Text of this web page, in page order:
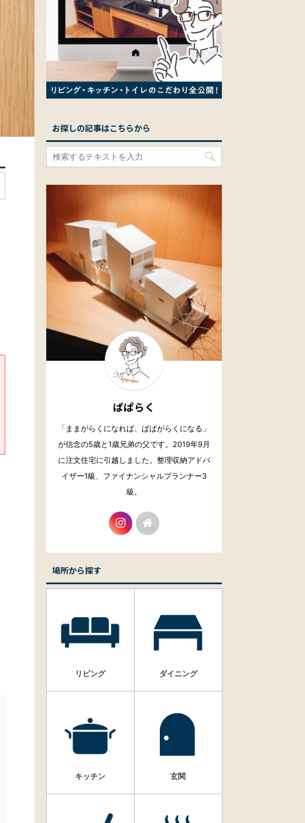
お探しの記事はこちらから
ぱぱらく
「ままがらくになれば、ぱぱがらくになる」
が信念の5歳と1歳兄弟の父です。2019年9月
に注文住宅に引越しました。整理収納アドバ
イザー1級、ファイナンシャルプランナー3
級。
場所から探す
リビング ダイニング
キッチン 玄関